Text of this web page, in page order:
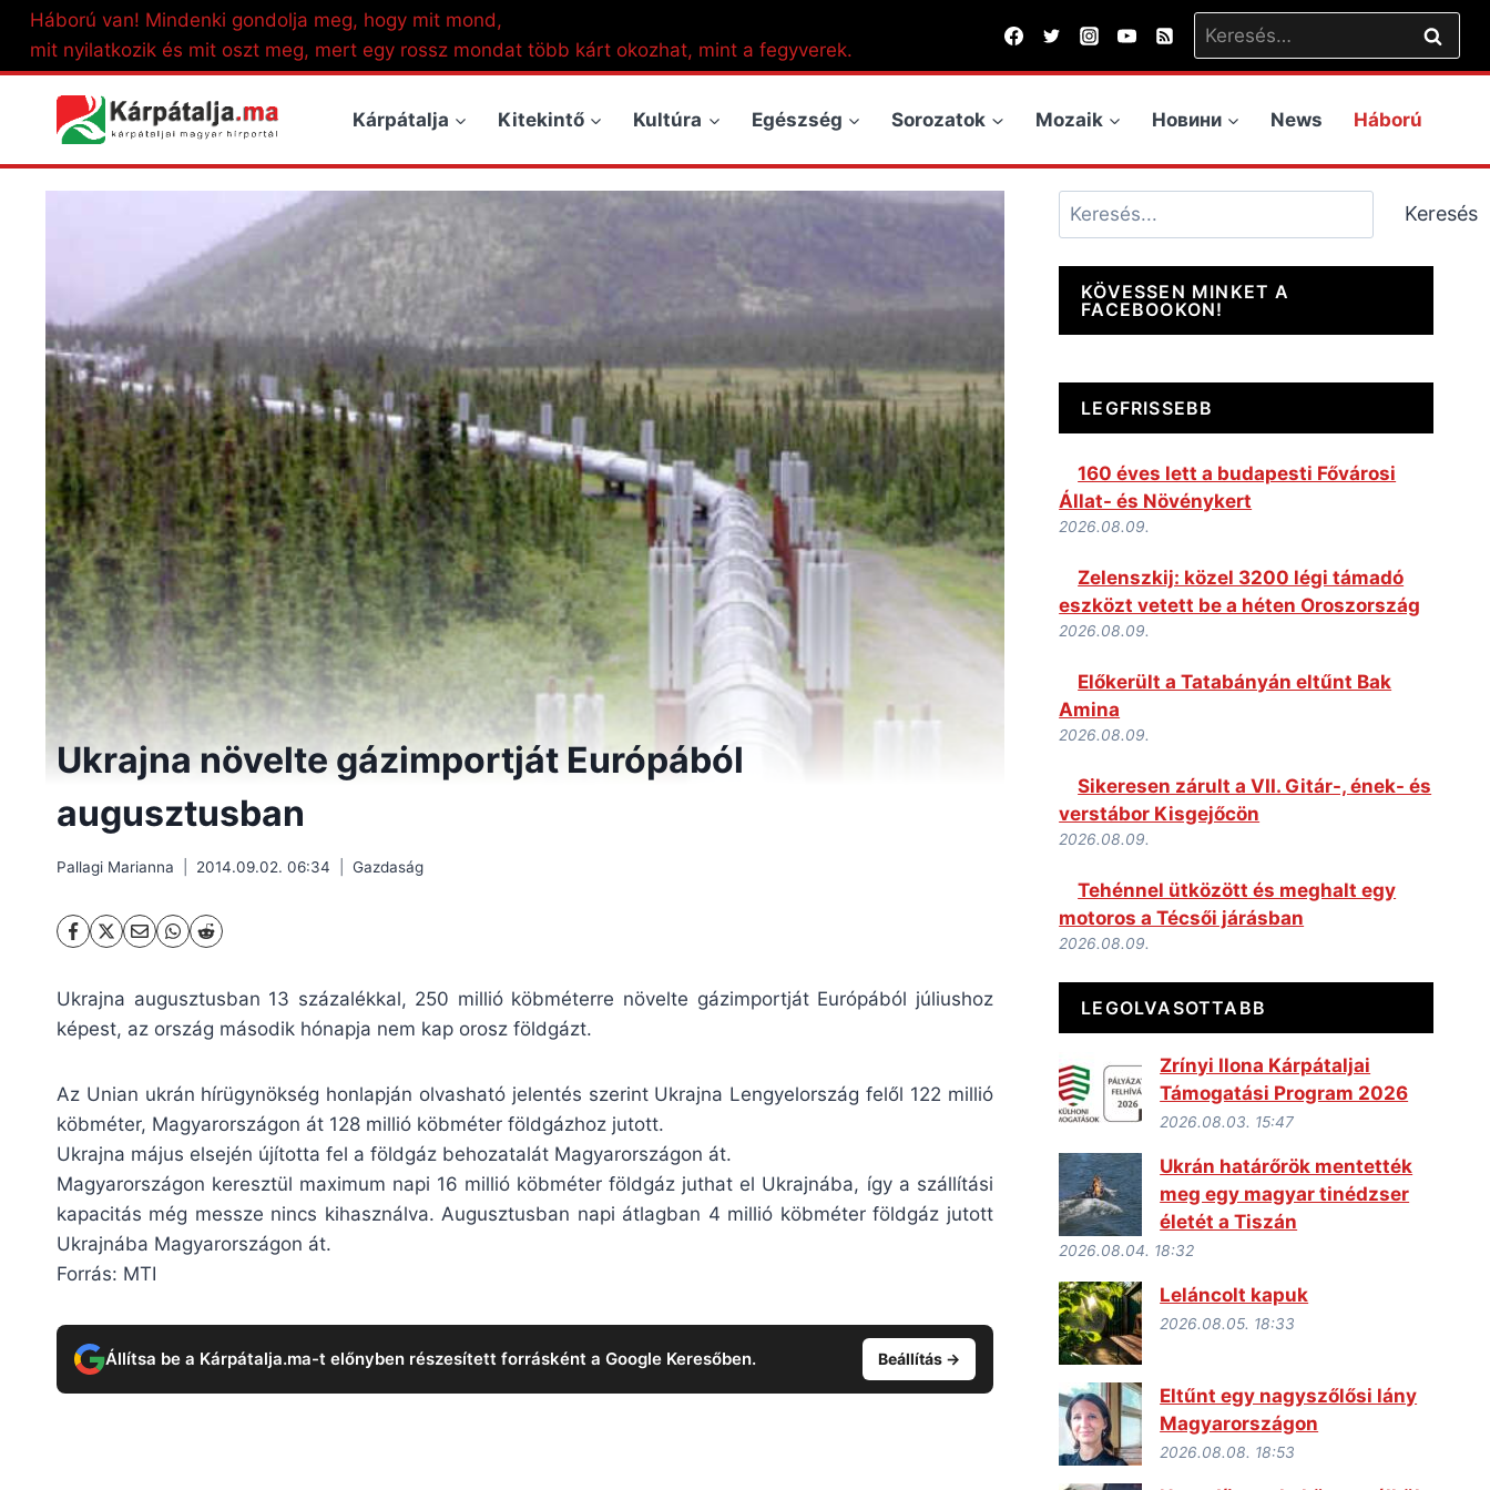
Skip
content
Háború van! Mindenki gondolja meg, hogy mit mond,
mit nyilatkozik és mit oszt meg, mert egy rossz mondat több kárt okozhat, mint a fegyverek.
Keresés:
Kárpátalja Kitekintő Kultúra Egészség Sorozatok Mozaik Новини News Háború
Ukrajna növelte gázimportját Európából
augusztusban
Pallagi Marianna 2014.09.02. 06:34 Gazdaság
Ukrajna augusztusban 13 százalékkal, 250 millió köbméterre növelte gázimportját Európából júliushoz
képest, az ország második hónapja nem kap orosz földgázt.
Az Unian ukrán hírügynökség honlapján olvasható jelentés szerint Ukrajna Lengyelország felől 122 millió
köbméter, Magyarországon át 128 millió köbméter földgázhoz jutott.
Ukrajna május elsején újította fel a földgáz behozatalát Magyarországon át.
Magyarországon keresztül maximum napi 16 millió köbméter földgáz juthat el Ukrajnába, így a szállítási
kapacitás még messze nincs kihasználva. Augusztusban napi átlagban 4 millió köbméter földgáz jutott
Ukrajnába Magyarországon át.
Forrás: MTI
Állítsa be a Kárpátalja.ma-t előnyben részesített forrásként a Google Keresőben. Beállítás →
Keresés Keresés
KÖVESSEN MINKET A
FACEBOOKON!
LEGFRISSEBB
160 éves lett a budapesti Fővárosi
Állat- és Növénykert
2026.08.09.
Zelenszkij: közel 3200 légi támadó
eszközt vetett be a héten Oroszország
2026.08.09.
Előkerült a Tatabányán eltűnt Bak
Amina
2026.08.09.
Sikeresen zárult a VII. Gitár-, ének- és
verstábor Kisgejőcön
2026.08.09.
Tehénnel ütközött és meghalt egy
motoros a Técsői járásban
2026.08.09.
LEGOLVASOTTABB
Zrínyi Ilona Kárpátaljai
Támogatási Program 2026
2026.08.03. 15:47
Ukrán határőrök mentették
meg egy magyar tinédzser
életét a Tiszán
2026.08.04. 18:32
Leláncolt kapuk
2026.08.05. 18:33
Eltűnt egy nagyszőlősi lány
Magyarországon
2026.08.08. 18:53